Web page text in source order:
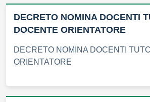
DECRETO NOMINA DOCENTI
DOCENTE ORIENTATORE
DECRETO NOMINA DOCENTI
ORIENTATORE